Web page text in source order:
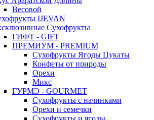
Весовой
IJEVAN
Сухофрукты
ГИФТ - GIFT
ПРЕМИУМ - PREMIUM
Сухофрукты Ягоды Цукаты
Конфеты от природы
Орехи
Микс
ГУРМЭ - GOURMET
Сухофрукты с начинками
Орехи и семечки
Сухофрукты и ягоды